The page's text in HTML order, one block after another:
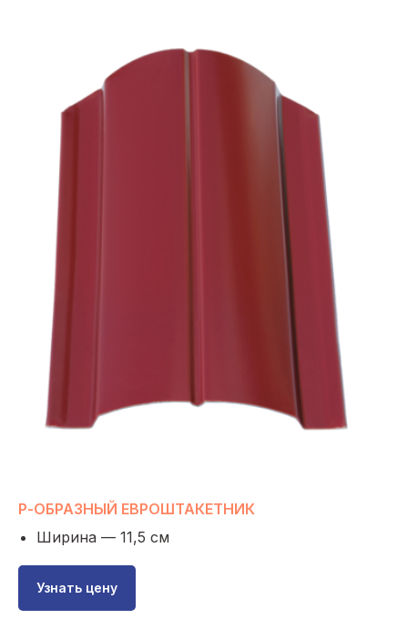
Р-ОБРАЗНЫЙ ЕВРОШТАКЕТНИК
Ширина — 11,5 см
Узнать цену